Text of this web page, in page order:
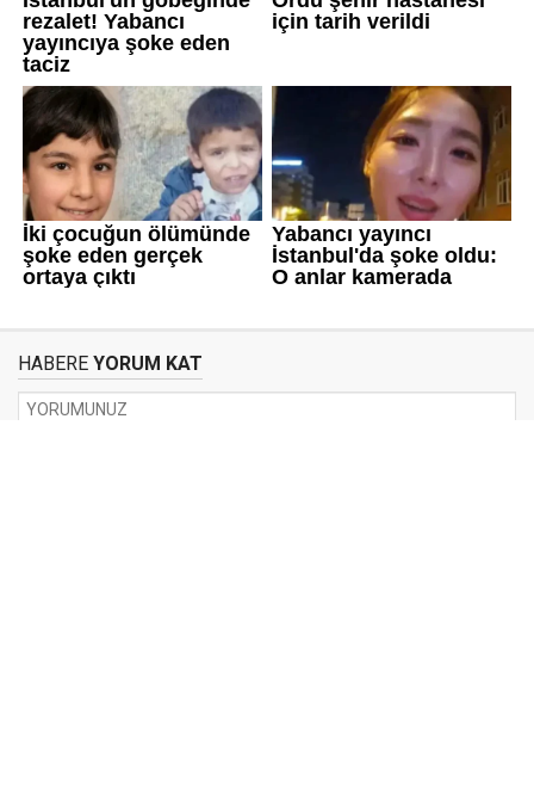
HABERE YORUM KAT